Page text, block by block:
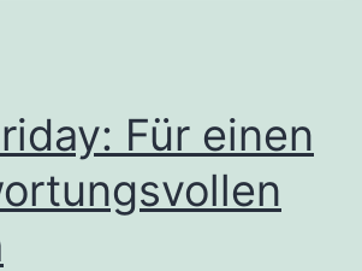
Für einen